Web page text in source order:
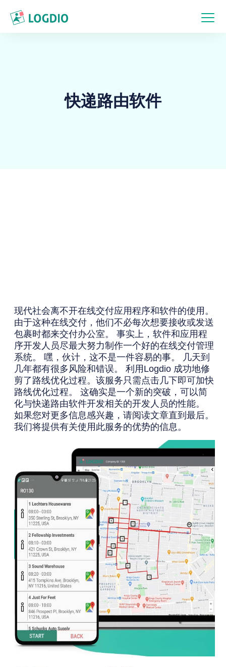
快递路由软件
现代社会离不开在线交付应用程序和软件的使用。
由于这种在线交付，他们不必每次想要接收或发送
包裹时都来交付办公室。 事实上，软件和应用程
序开发人员尽最大努力制作一个好的在线交付管理
系统。 嘿，伙计，这不是一件容易的事。 几天到
几年都有很多风险和错误。 利用 Logdio 成功地修
剪了路线优化过程。该服务只需点击几下即可加快
路线优化过程。 这确实是一个新的突破，可以简
化与快递路由软件开发相关的开发人员的性能。
如果您对更多信息感兴趣，请阅读文章直到最后。
我们将提供有关使用此服务的优势的信息。